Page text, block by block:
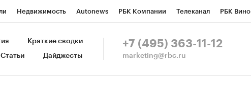
Недвижимость Autonews РБК Компании Телеканал РБК Вино
Спецпроекты СПб Конференции СПб Спецпроекты
Краткие сводки
Статьи Дайджесты
+7 (495) 363-11-12
marketing@rbc.ru